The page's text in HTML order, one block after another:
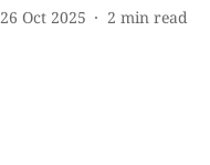
26 Oct 2025 2 min read